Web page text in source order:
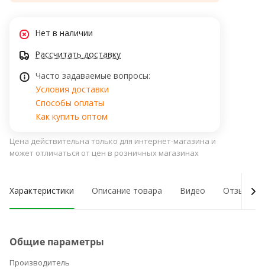
Нет в наличии
Рассчитать доставку
Часто задаваемые вопросы:
Условия доставки
Способы оплаты
Как купить оптом
Цена действительна только для интернет-магазина и
может отличаться от цен в розничных магазинах
Характеристики Описание товара Видео Отзывы о
Общие параметры
Производитель